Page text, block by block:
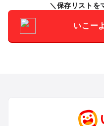
保存リストを
いこー